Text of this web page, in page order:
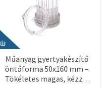
ÚJ
Műanyag gyertyakészítő
öntőforma 50x160 mm –
Tökéletes magas, kézzel